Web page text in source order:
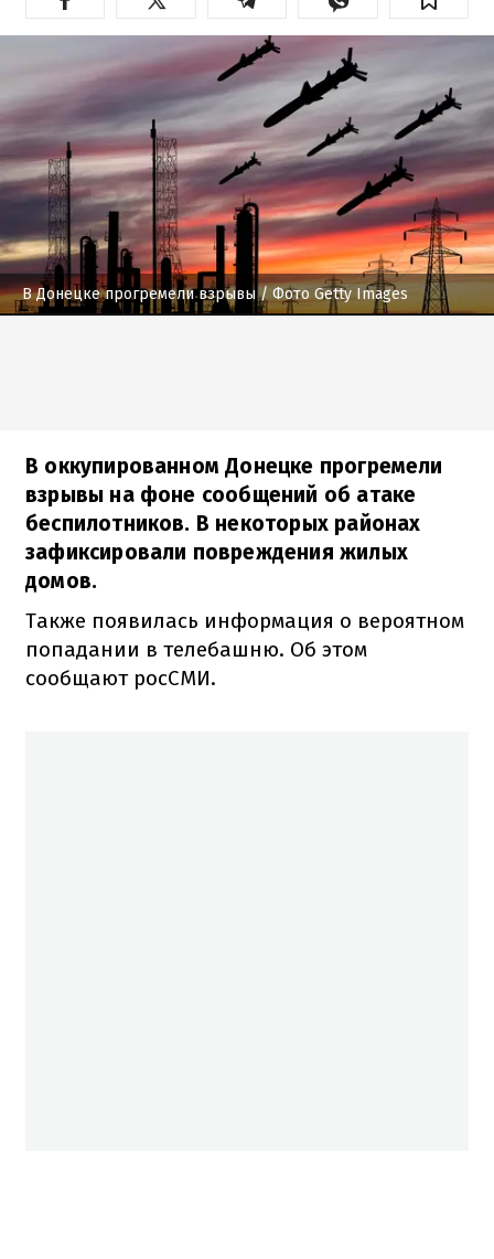
В Донецке прогремели взрывы/ Фото Getty Images
В оккупированном Донецке прогремели
взрывы на фоне сообщений об атаке
беспилотников. В некоторых районах
зафиксировали повреждения жилых
домов.
Также появилась информация о вероятном
попадании в телебашню. Об этом
сообщают росСМИ.